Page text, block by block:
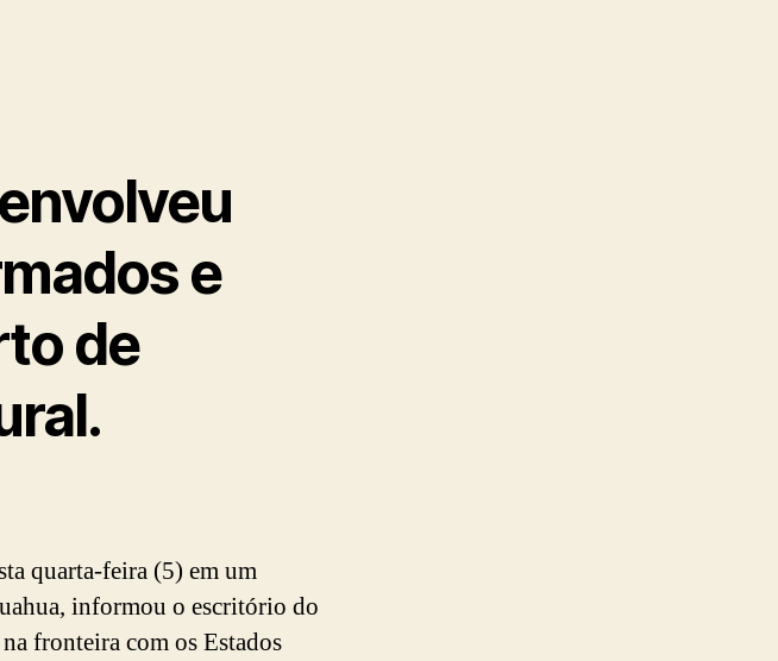
e
de
quarta-feira (5) em um
informou o escritório do
fronteira com os Estados